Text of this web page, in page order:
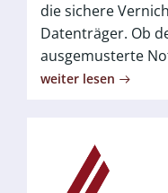
die sichere
Datenträger. Ob
ausgemusterte
weiter lesen